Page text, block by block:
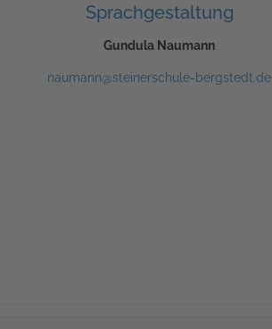
Sprachgestaltung
Gundula Naumann
naumann@steinerschule-bergstedt.de